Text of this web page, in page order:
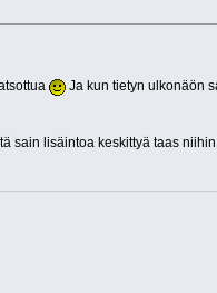
Ja kun tietyn ulkonäön
sain lisäintoa keskittyä taas niihin.